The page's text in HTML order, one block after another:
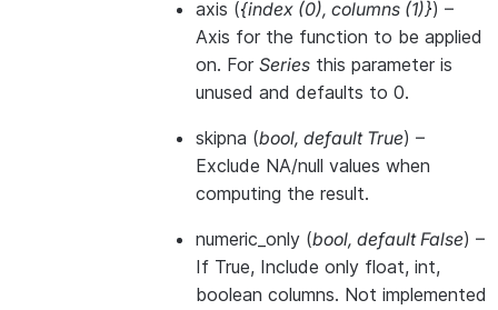
axis ({index (0), columns (1)}) –
Axis for the function to be applied
on. For Series this parameter is
unused and defaults to 0.
skipna (bool, default True) –
Exclude NA/null values when
computing the result.
numeric_only (bool, default False) –
If True, Include only float, int,
boolean columns. Not implemented